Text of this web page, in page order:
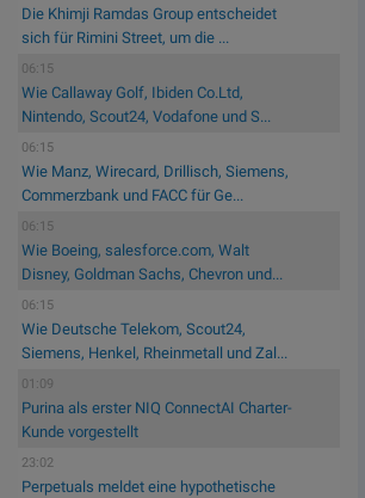
Die Khimji Ramdas Group entscheidet
sich für Rimini Street, um die ...
06:15
Wie Callaway Golf, Ibiden Co.Ltd,
Nintendo, Scout24, Vodafone und S...
06:15
Wie Manz, Wirecard, Drillisch, Siemens,
Commerzbank und FACC für Ge...
06:15
Wie Boeing, salesforce.com, Walt
Disney, Goldman Sachs, Chevron und...
06:15
Wie Deutsche Telekom, Scout24,
Siemens, Henkel, Rheinmetall und Zal...
01:09
Purina als erster NIQ ConnectAI Charter-
Kunde vorgestellt
23:02
Perpetuals meldet eine hypothetische